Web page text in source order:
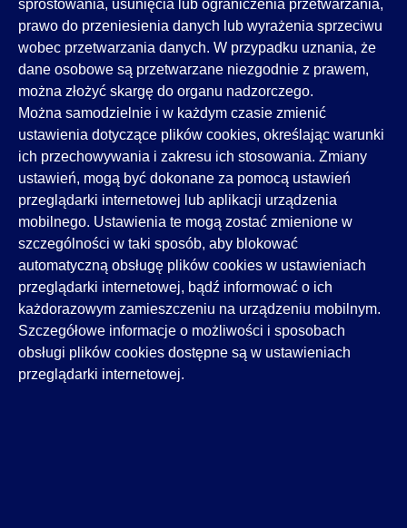
sprostowania, usunięcia lub ograniczenia przetwarzania,
prawo do przeniesienia danych lub wyrażenia sprzeciwu
wobec przetwarzania danych. W przypadku uznania, że
dane osobowe są przetwarzane niezgodnie z prawem,
można złożyć skargę do organu nadzorczego.
Można samodzielnie i w każdym czasie zmienić
ustawienia dotyczące plików cookies, określając warunki
ich przechowywania i zakresu ich stosowania. Zmiany
ustawień, mogą być dokonane za pomocą ustawień
przeglądarki internetowej lub aplikacji urządzenia
mobilnego. Ustawienia te mogą zostać zmienione w
szczególności w taki sposób, aby blokować
automatyczną obsługę plików cookies w ustawieniach
przeglądarki internetowej, bądź informować o ich
każdorazowym zamieszczeniu na urządzeniu mobilnym.
Szczegółowe informacje o możliwości i sposobach
obsługi plików cookies dostępne są w ustawieniach
przeglądarki internetowej.